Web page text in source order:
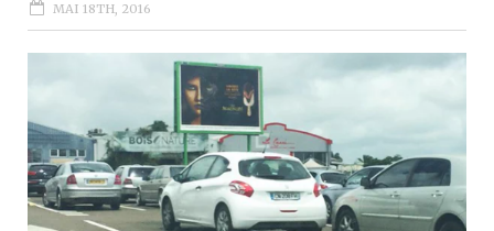
MAI 18TH, 2016